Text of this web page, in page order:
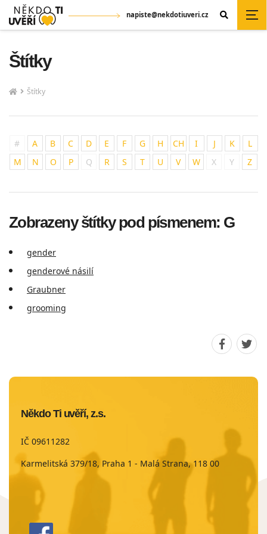
napiste@nekdotiuveri.cz
Štítky
Štítky
# A B C D E F G H CH I J K
L
M
N O P Q R S T U V W X Y Z
Zobrazeny štítky pod písmenem: G
gender
genderové násilí
Graubner
grooming
Sdílet
na
Někdo Ti uvěří, z.s.
IČ 09611282
Karmelitská 379/18, Praha 1 - Malá Strana, 118 00